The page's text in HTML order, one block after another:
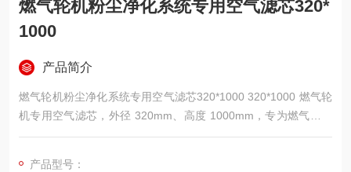
燃气轮机粉尘净化系统专用空气滤芯320*
1000
产品简介
燃气轮机粉尘净化系统专用空气滤芯320*1000 320*1000 燃气轮
机专用空气滤芯，外径 320mm、高度 1000mm，专为燃气轮机
进气粉尘净化系统定制打造。采用高等级复合过滤滤材，搭配加
产品型号：